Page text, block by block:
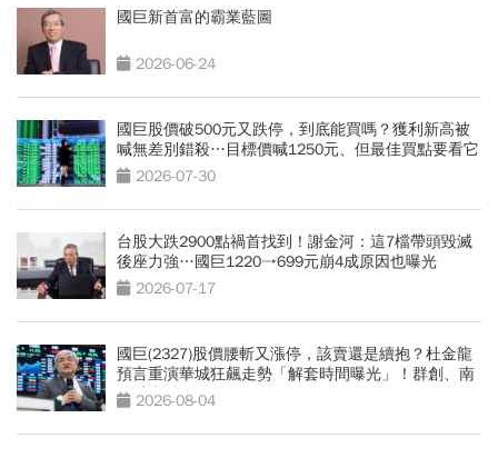
國巨新首富的霸業藍圖
2026-06-24
國巨股價破500元又跌停，到底能買嗎？獲利新高被
喊無差別錯殺…目標價喊1250元、但最佳買點要看它
2026-07-30
台股大跌2900點禍首找到！謝金河：這7檔帶頭毀滅
後座力強…國巨1220→699元崩4成原因也曝光
2026-07-17
國巨(2327)股價腰斬又漲停，該賣還是續抱？杜金龍
預言重演華城狂飆走勢「解套時間曝光」！群創、南
亞科也點名
2026-08-04